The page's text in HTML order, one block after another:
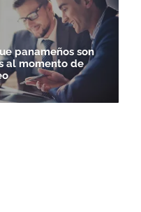
panameños son
al momento de